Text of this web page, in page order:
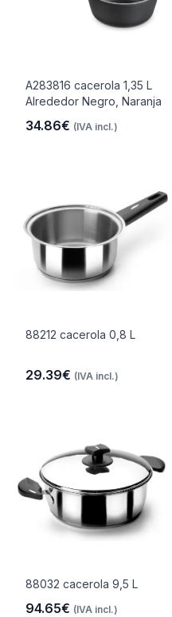
A283816 cacerola 1,35 L
Alrededor Negro, Naranja
34.86€ (IVA incl.)
88212 cacerola 0,8 L
29.39€ (IVA incl.)
88032 cacerola 9,5 L
94.65€ (IVA incl.)